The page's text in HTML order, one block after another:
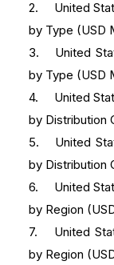
2. United
by Type (USD
3. United
by Type (USD
4. United
by Distribution
5. United
by Distribution
6. United
by Region
7. United
by Region